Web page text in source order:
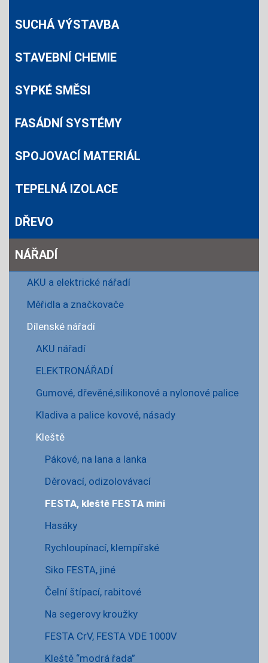
SUCHÁ VÝSTAVBA
STAVEBNÍ CHEMIE
SYPKÉ SMĚSI
FASÁDNÍ SYSTÉMY
SPOJOVACÍ MATERIÁL
TEPELNÁ IZOLACE
DŘEVO
NÁŘADÍ
AKU a elektrické nářadí
Měřidla a značkovače
Dílenské nářadí
AKU nářadí
ELEKTRONÁŘADÍ
Gumové, dřevěné,silikonové a nylonové palice
Kladiva a palice kovové, násady
Kleště
Pákové, na lana a lanka
Děrovací, odizolovávací
FESTA, kleště FESTA mini
Hasáky
Rychloupínací, klempířské
Siko FESTA, jiné
Čelní štípací, rabitové
Na segerovy kroužky
FESTA CrV, FESTA VDE 1000V
Kleště “modrá řada”